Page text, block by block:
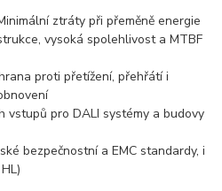
ztráty při přeměně energie
vysoká spolehlivost a MTBF
proti přetížení, přehřátí i
vstupů pro DALI systémy a budovy
bezpečnostní a EMC standardy, i